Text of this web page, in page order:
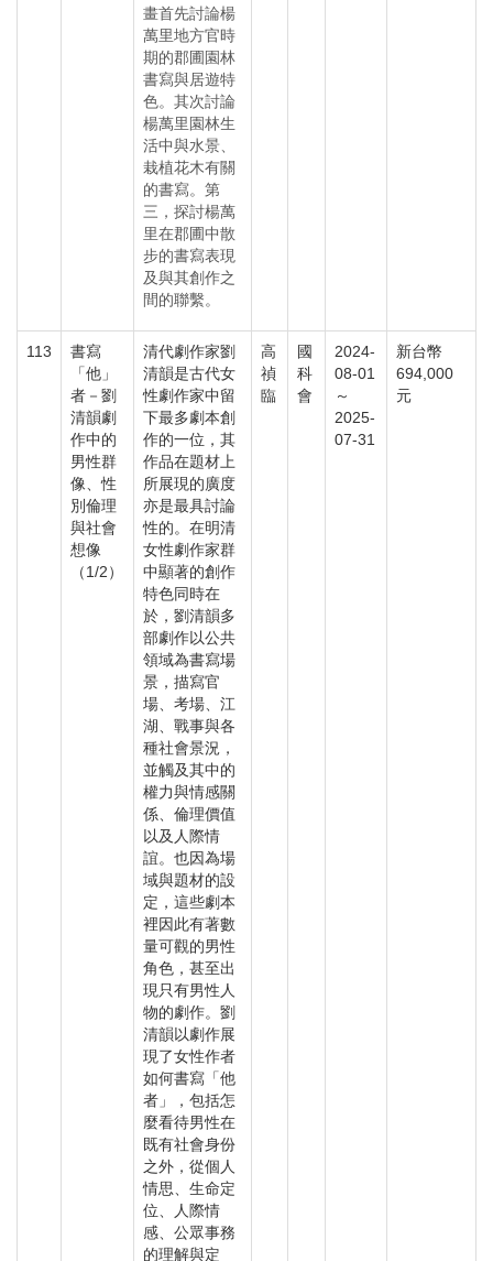
畫首先討論楊
萬里地方官時
期的郡圃園林
書寫與居遊特
色。其次討論
楊萬里園林生
活中與水景、
栽植花木有關
的書寫。第
三，探討楊萬
里在郡圃中散
步的書寫表現
及與其創作之
間的聯繫。
113
書寫
「他」
者－劉
清韻劇
作中的
男性群
像、性
別倫理
與社會
想像
（1/2）
清代劇作家劉
清韻是古代女
性劇作家中留
下最多劇本創
作的一位，其
作品在題材上
所展現的廣度
亦是最具討論
性的。在明清
女性劇作家群
中顯著的創作
特色同時在
於，劉清韻多
部劇作以公共
領域為書寫場
景，描寫官
場、考場、江
湖、戰事與各
種社會景況，
並觸及其中的
權力與情感關
係、倫理價值
以及人際情
誼。也因為場
域與題材的設
定，這些劇本
裡因此有著數
量可觀的男性
角色，甚至出
現只有男性人
物的劇作。劉
清韻以劇作展
現了女性作者
如何書寫「他
者」，包括怎
麼看待男性在
既有社會身份
之外，從個人
情思、生命定
位、人際情
感、公眾事務
的理解與定
高
禎
臨
國
科
會
2024-
08-01
～
2025-
07-31
新台幣
694,000
元